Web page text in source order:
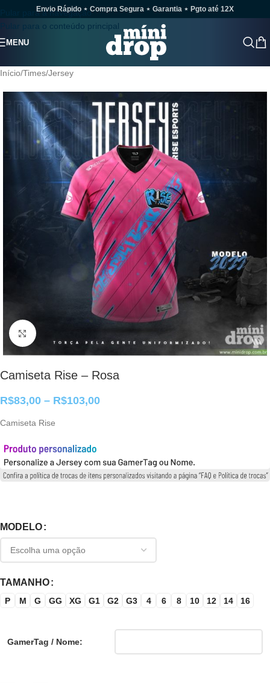
Pular para a navegação
Pular para o conteúdo principal
Envio Rápido ⋆ Compra Segura ⋆ Garantia ⋆ Pgto até 12X
MENU
Início/Times/Jersey
Clique para ampliar
Camiseta Rise – Rosa
R$83,00 – R$103,00
Camiseta Rise
MODELO
TAMANHO
P M G GG XG G1 G2 G3 4 6 8 10 12 14 16
GamerTag / Nome: